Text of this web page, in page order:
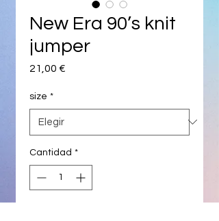
New Era 90’s knit
jumper
21,00 €
size *
Cantidad *